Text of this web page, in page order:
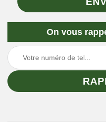
On vous